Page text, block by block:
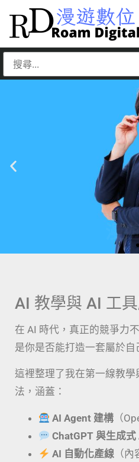
漫
一起跟著數位教練蔡正信蔡教練
| 蘋果教學 | Evernote教學 | 筆記
AI 教學與 AI 工
在 AI 時代，真正的競爭力
是你是否能打造一套屬於自
這裡整理了我在第一線教
法，涵蓋：
AI Agent 建構 （
ChatGPT 與生成式
AI 自動化產線 （